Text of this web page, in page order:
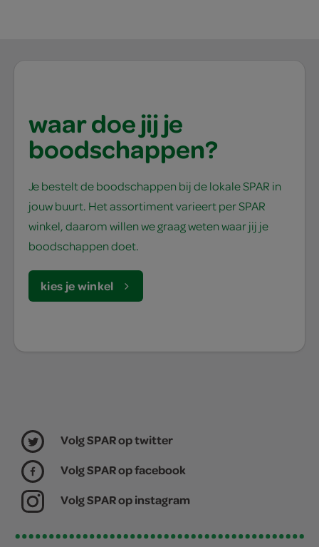
waar doe jij je
boodschappen?
Je bestelt de boodschappen bij de lokale SPAR in
jouw buurt. Het assortiment varieert per SPAR
winkel, daarom willen we graag weten waar jij je
boodschappen doet.
kies je winkel
Volg SPAR op twitter
Volg SPAR op facebook
Volg SPAR op instagram